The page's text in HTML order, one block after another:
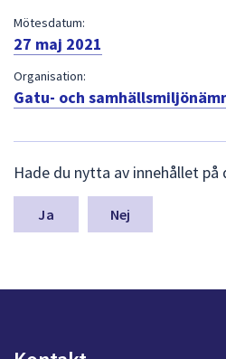
Mötesdatum:
27 maj 2021
Organisation:
Gatu- och
ä
m
a
n
Hade du nytta av innehållet på
Nej